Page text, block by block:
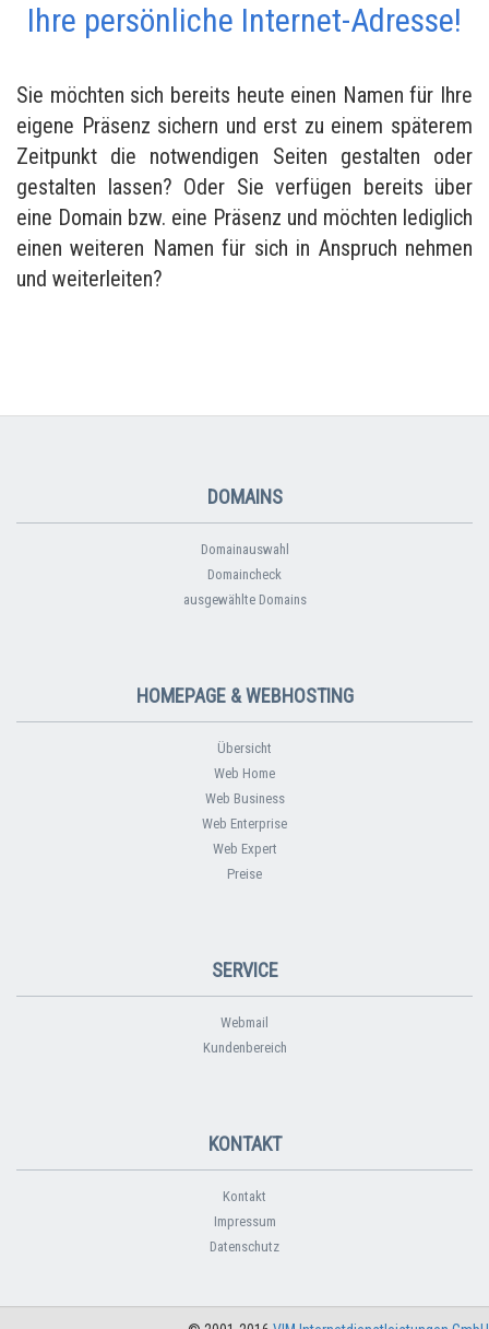
Ihre persönliche Internet-Adresse!
Sie möchten sich bereits heute einen Namen für Ihre
eigene Präsenz sichern und erst zu einem späterem
Zeitpunkt die notwendigen Seiten gestalten oder
gestalten lassen? Oder Sie verfügen bereits über
eine Domain bzw. eine Präsenz und möchten lediglich
einen weiteren Namen für sich in Anspruch nehmen
und weiterleiten?
DOMAINS
Domainauswahl
Domaincheck
ausgewählte Domains
HOMEPAGE & WEBHOSTING
Übersicht
Web Home
Web Business
Web Enterprise
Web Expert
Preise
SERVICE
Webmail
Kundenbereich
KONTAKT
Kontakt
Impressum
Datenschutz